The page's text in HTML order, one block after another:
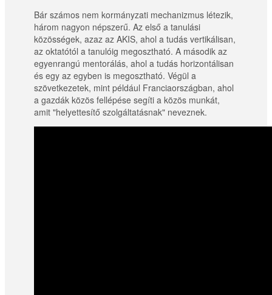
Bár számos nem kormányzati mechanizmus létezik,
három nagyon népszerű. Az első a tanulási
közösségek, azaz az AKIS, ahol a tudás vertikálisan,
az oktatótól a tanulóig megosztható. A második az
egyenrangú mentorálás, ahol a tudás horizontálisan
és egy az egyben is megosztható. Végül a
szövetkezetek, mint például Franciaországban, ahol
a gazdák közös fellépése segíti a közös munkát,
amit "helyettesítő szolgáltatásnak" neveznek.